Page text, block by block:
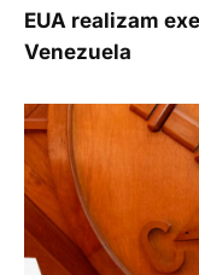
EUA realizam
Venezuela